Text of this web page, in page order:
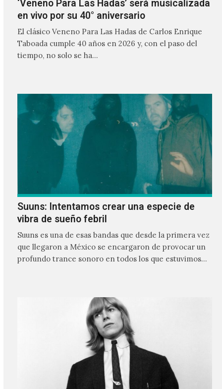
‘Veneno Para Las Hadas’ será musicalizada
en vivo por su 40° aniversario
El clásico Veneno Para Las Hadas de Carlos Enrique
Taboada cumple 40 años en 2026 y, con el paso del
tiempo, no solo se ha…
Suuns: Intentamos crear una especie de
vibra de sueño febril
Suuns es una de esas bandas que desde la primera vez
que llegaron a México se encargaron de provocar un
profundo trance sonoro en todos los que estuvimos